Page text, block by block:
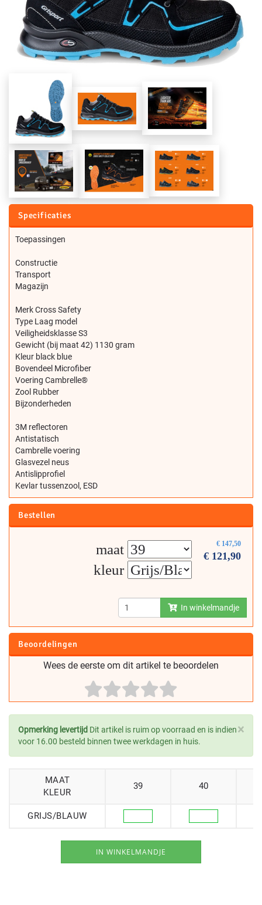
Specificaties
Toepassingen
Constructie
Transport
Magazijn
Merk Cross Safety
Type Laag model
Veiligheidsklasse S3
Gewicht (bij maat 42) 1130 gram
Kleur black blue
Bovendeel Microfiber
Voering Cambrelle®
Zool Rubber
Bijzonderheden
3M reflectoren
Antistatisch
Cambrelle voering
Glasvezel neus
Antislipprofiel
Kevlar tussenzool, ESD
Bestellen
€ 147,50
€ 121,90
maat
kleur
In winkelmandje
Beoordelingen
Wees de eerste om dit artikel te beoordelen
×
Opmerking levertijd Dit artikel is ruim op voorraad en is indien
voor 16.00 besteld binnen twee werkdagen in huis.
MAAT
KLEUR
39 40
GRIJS/BLAUW